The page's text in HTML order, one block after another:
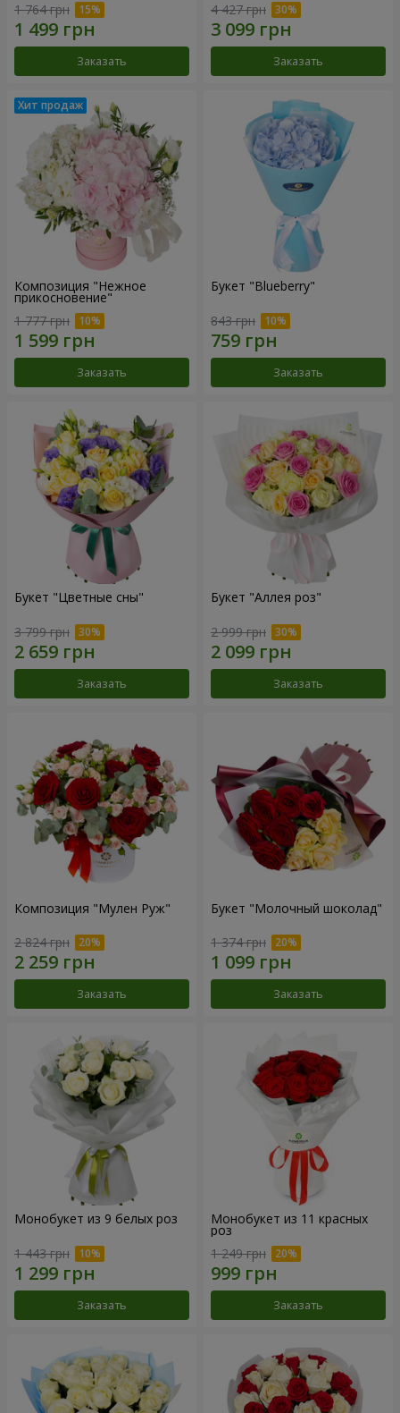
1 764 грн
Заказать
4 427 грн
Заказать
Композиция "Нежное
прикосновение"
1 777 грн
Заказать
Букет "Blueberry"
843 грн
Заказать
Букет "Цветные сны"
3 799 грн
Заказать
Букет "Аллея роз"
2 999 грн
Заказать
Композиция "Мулен Руж"
2 824 грн
Заказать
Букет "Молочный шоколад"
1 374 грн
Заказать
Монобукет из 9 белых роз
1 443 грн
Заказать
Монобукет из 11 красных
роз
1 249 грн
Заказать